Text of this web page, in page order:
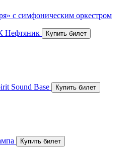
с симфоническим оркестром
Нефтяник
Sound Base